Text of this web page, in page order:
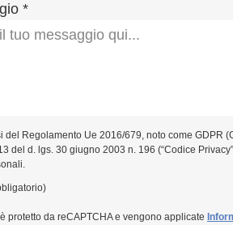
*
del Regolamento Ue 2016/679, noto come GDPR
del d. lgs. 30 giugno 2003 n. 196 (“Codice
protetto da reCAPTCHA e vengono applicate